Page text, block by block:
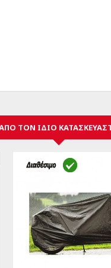
ΤΟΝ ΊΔΙΟ